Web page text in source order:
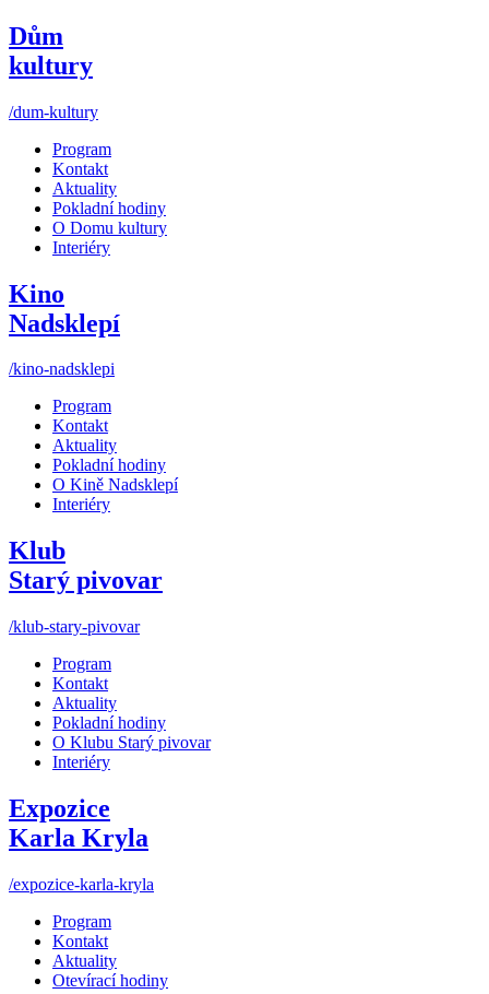
Dům
kultury
/dum-kultury
Program
Kontakt
Aktuality
Pokladní hodiny
O Domu kultury
Interiéry
Kino
Nadsklepí
/kino-nadsklepi
Program
Kontakt
Aktuality
Pokladní hodiny
O Kině Nadsklepí
Interiéry
Klub
Starý pivovar
/klub-stary-pivovar
Program
Kontakt
Aktuality
Pokladní hodiny
O Klubu Starý pivovar
Interiéry
Expozice
Karla Kryla
/expozice-karla-kryla
Program
Kontakt
Aktuality
Otevírací hodiny